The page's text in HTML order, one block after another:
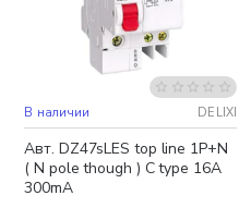
В наличии DELIXI
Авт. DZ47sLES top line 1P+N
( N pole though ) C type 16A
300mA